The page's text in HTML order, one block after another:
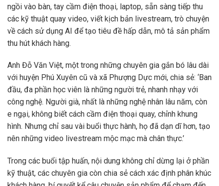
ngồi vào bàn, tay cầm điện thoại, laptop, sẵn sàng tiếp thu
các kỹ thuật quay video, viết kịch bản livestream, trò chuyện
về cách sử dụng AI để tạo tiêu đề hấp dẫn, mô tả sản phẩm
thu hút khách hàng.
Anh Đỗ Văn Việt, một trong những chuyên gia gắn bó lâu dài
với huyện Phú Xuyên cũ và xã Phượng Dực mới, chia sẻ: ‘Ban
đầu, đa phần học viên là những người trẻ, nhanh nhạy với
công nghệ. Người già, nhất là những nghệ nhân lâu năm, còn
e ngại, không biết cách cầm điện thoại quay, chỉnh khung
hình. Nhưng chỉ sau vài buổi thực hành, họ đã dạn dĩ hơn, tạo
nên những video livestream mộc mạc mà chân thực.’
Trong các buổi tập huấn, nội dung không chỉ dừng lại ở phần
kỹ thuật, các chuyên gia còn chia sẻ cách xác định phân khúc